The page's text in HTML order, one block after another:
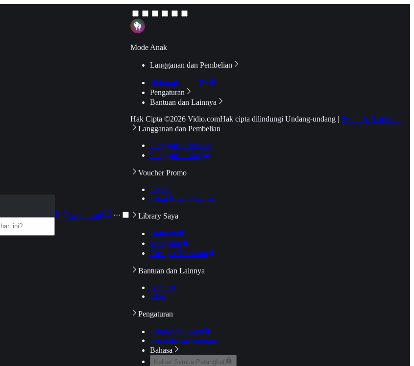
Langganan
···
Mode Anak
Langganan dan Pembelian
Hubungkan ke TV
Pengaturan
Bantuan dan Lainnya
Hak Cipta ©2026 Vidio.comHak cipta dilindungi Undang-undang | Syarat & Ketentuan
Langganan dan Pembelian
Langganan Premier
Langganan Aktif
Voucher Promo
Promo
Pakai Kode Voucher
Library Saya
Daftarku
Mengikuti
Riwayat Tontonan
Bantuan dan Lainnya
Bantuan
Blog
Pengaturan
Pengaturan Akun
Pemeriksaan Jaringan
Bahasa
Keluar Semua Perangkat